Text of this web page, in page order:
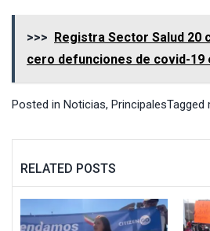
>>> Registra Sector Salud 20
cero defunciones de covid-19
Posted in Noticias, PrincipalesTagged
RELATED POSTS